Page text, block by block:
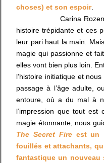
choses) et son espoir.
Carina
histoire trépidante et ces
leur pari haut la main.
magie qui passionne et
elles vont bien plus loin.
l’histoire initiatique et
passage à l’âge adulte,
entoure, où a du mal à
l’impression que tout est
magie étonnante, nous
The Secret Fireest un
fouillés et attachants,
fantastique un nouveau